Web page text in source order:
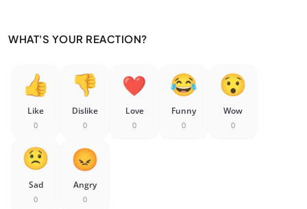
WHAT'S YOUR REACTION?
Like
0
Dislike
0
Love
0
Funny
0
Wow
0
Sad
0
Angry
0